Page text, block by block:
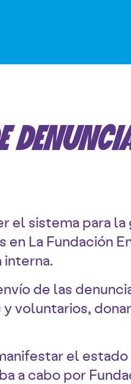
sistema para la
La Fundación
interna.
de las
voluntarios,
el
a cabo por